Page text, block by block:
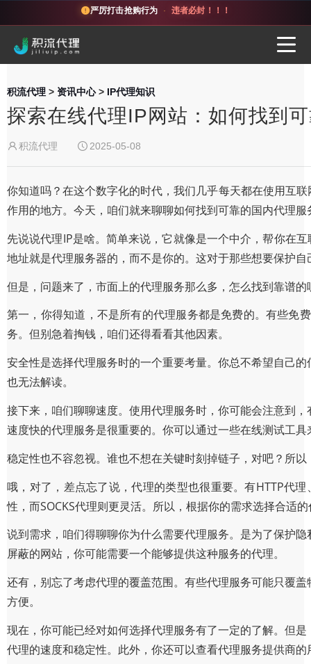
严厉打击抢购行为 · 违者必封！！！
积流代理 > 资讯中心> IP代理知识
探索在线代理IP网站：如何找到
积流代理 2025-05-08
你知道吗？在这个数字化的时代，我们几乎每天都在使用互
作用的地方。今天，咱们就来聊聊如何找到可靠的国内代理服
先说说代理IP是啥。简单来说，它就像是一个中介，帮你在
地址就是代理服务器的，而不是你的。这对于那些想要保护
但是，问题来了，市面上的代理服务那么多，怎么找到靠谱
第一，你得知道，不是所有的代理服务都是免费的。有些免
务。但别急着掏钱，咱们还得看看其他因素。
安全性是选择代理服务时的一个重要考量。你总不希望自己
也无法解读。
接下来，咱们聊聊速度。使用代理服务时，你可能会注意到
速度快的代理服务是很重要的。你可以通过一些在线测试工
稳定性也不容忽视。谁也不想在关键时刻掉链子，对吧？所
哦，对了，差点忘了说，代理的类型也很重要。有HTTP代
性，而SOCKS代理则更灵活。所以，根据你的需求选择合适
说到需求，咱们得聊聊你为什么需要代理服务。是为了保护
屏蔽的网站，你可能需要一个能够提供这种服务的代理。
还有，别忘了考虑代理的覆盖范围。有些代理服务可能只覆
方便。
现在，你可能已经对如何选择代理服务有了一定的了解。但
代理的速度和稳定性。此外，你还可以查看代理服务提供商